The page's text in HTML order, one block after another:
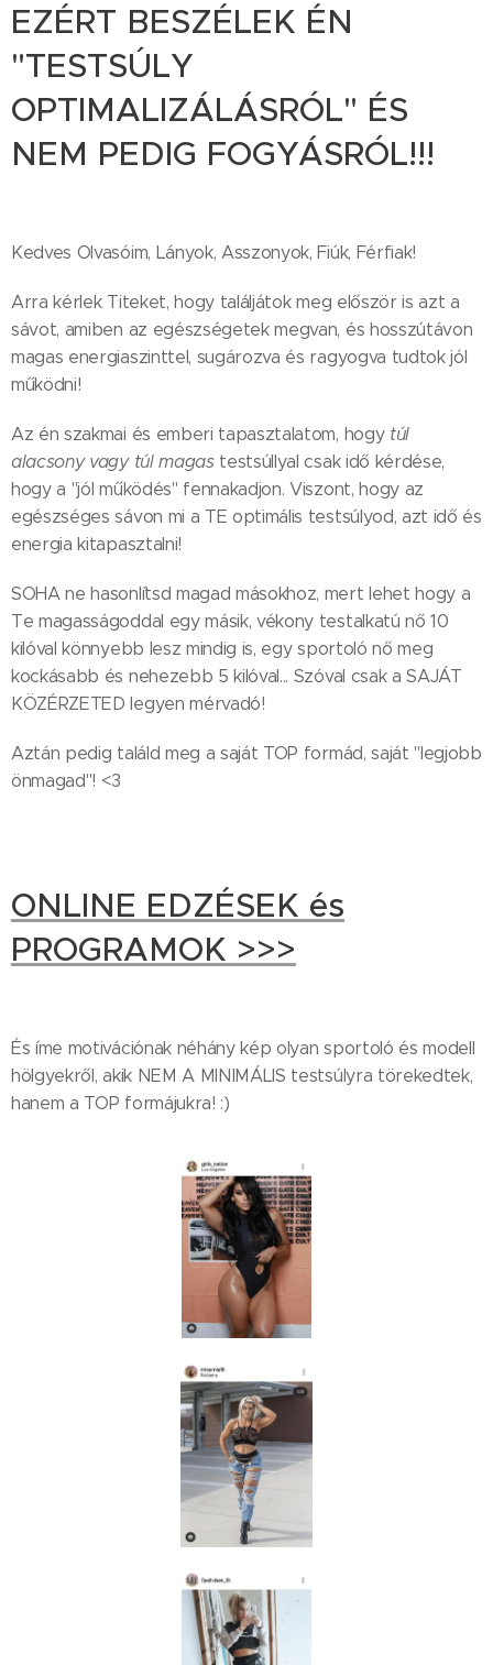
EZÉRT BESZÉLEK ÉN
"TESTSÚLY
OPTIMALIZÁLÁSRÓL" ÉS
NEM PEDIG FOGYÁSRÓL!!!
Kedves Olvasóim, Lányok, Asszonyok, Fiúk, Férfiak!
Arra kérlek Titeket, hogy találjátok meg először is azt a
sávot, amiben az egészségetek megvan, és hosszútávon
magas energiaszinttel, sugározva és ragyogva tudtok jól
működni!
Az én szakmai és emberi tapasztalatom, hogy túl
alacsony vagy túl magastestsúllyal csak idő kérdése,
hogy a "jól működés" fennakadjon. Viszont, hogy az
egészséges sávon mi a TE optimális testsúlyod, azt idő és
energia kitapasztalni!
SOHA ne hasonlítsd magad másokhoz, mert lehet hogy a
Te magasságoddal egy másik, vékony testalkatú nő 10
kilóval könnyebb lesz mindig is, egy sportoló nő meg
kockásabb és nehezebb 5 kilóval... Szóval csak a SAJÁT
KÖZÉRZETED legyen mérvadó!
Aztán pedig találd meg a saját TOP formád, saját "legjobb
önmagad"! <3
ONLINE EDZÉSEK és
PROGRAMOK >>>
És íme motivációnak néhány kép olyan sportoló és modell
hölgyekről, akik NEM A MINIMÁLIS testsúlyra törekedtek,
hanem a TOP formájukra! :)